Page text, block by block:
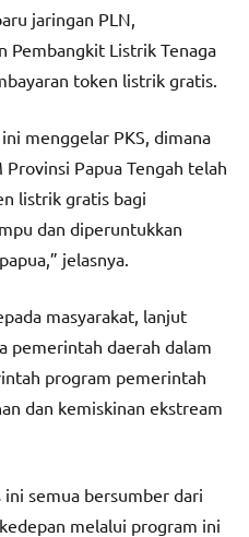
jaringan PLN,
Pembangkit Listrik Tenaga
token listrik gratis.
menggelar PKS, dimana
Provinsi Papua Tengah telah
listrik gratis bagi
dan diperuntukkan
jelasnya.
masyarakat, lanjut
pemerintah daerah dalam
program pemerintah
dan kemiskinan ekstream
semua bersumber dari
melalui program ini